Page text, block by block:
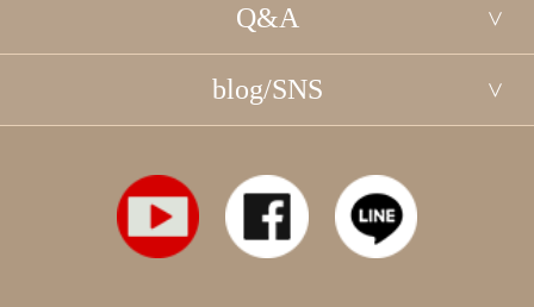
Q&A
blog/SNS